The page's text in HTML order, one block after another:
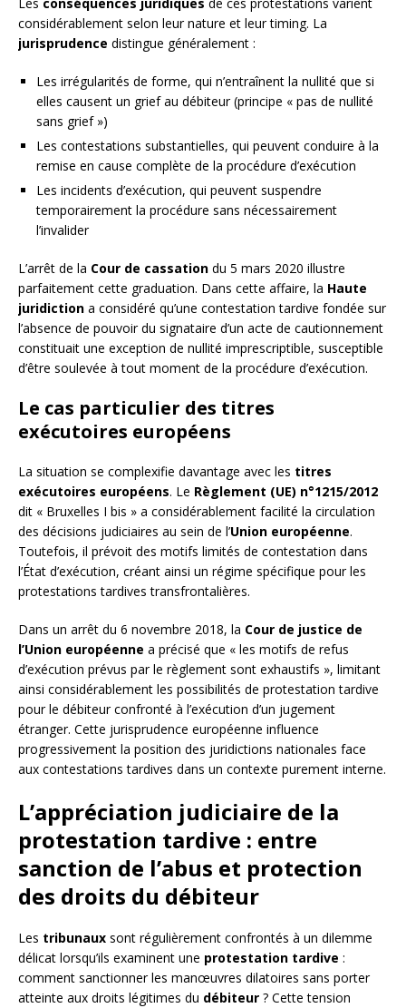
considérablement selon leur nature et leur timing. La
jurisprudence distingue généralement :
Les irrégularités de forme, qui n’entraînent la nullité que si
elles causent un grief au débiteur (principe « pas de nullité
sans grief »)
Les contestations substantielles, qui peuvent conduire à la
remise en cause complète de la procédure d’exécution
Les incidents d’exécution, qui peuvent suspendre
temporairement la procédure sans nécessairement
l’invalider
L’arrêt de la Cour de cassation du 5 mars 2020 illustre
parfaitement cette graduation. Dans cette affaire, la Haute
juridiction a considéré qu’une contestation tardive fondée sur
l’absence de pouvoir du signataire d’un acte de cautionnement
constituait une exception de nullité imprescriptible, susceptible
d’être soulevée à tout moment de la procédure d’exécution.
Le cas particulier des titres
exécutoires européens
La situation se complexifie davantage avec les titres
exécutoires européens. Le Règlement (UE) n°1215/2012
dit « Bruxelles I bis » a considérablement facilité la circulation
des décisions judiciaires au sein de l’Union européenne.
Toutefois, il prévoit des motifs limités de contestation dans
l’État d’exécution, créant ainsi un régime spécifique pour les
protestations tardives transfrontalières.
Dans un arrêt du 6 novembre 2018, la Cour de justice de
l’Union européenne a précisé que « les motifs de refus
d’exécution prévus par le règlement sont exhaustifs », limitant
ainsi considérablement les possibilités de protestation tardive
pour le débiteur confronté à l’exécution d’un jugement
étranger. Cette jurisprudence européenne influence
progressivement la position des juridictions nationales face
aux contestations tardives dans un contexte purement interne.
L’appréciation judiciaire de la
protestation tardive : entre
sanction de l’abus et protection
des droits du débiteur
Les tribunaux sont régulièrement confrontés à un dilemme
délicat lorsqu’ils examinent une protestation tardive :
comment sanctionner les manœuvres dilatoires sans porter
atteinte aux droits légitimes du débiteur ? Cette tension